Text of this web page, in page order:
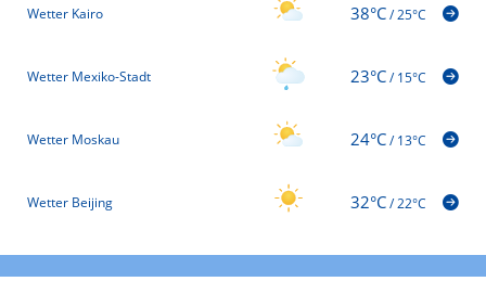
Wetter Kairo 38°C/25°C
Wetter Mexiko-Stadt 23°C/15°C
Wetter Moskau 24°C/13°C
Wetter Beijing 32°C/22°C